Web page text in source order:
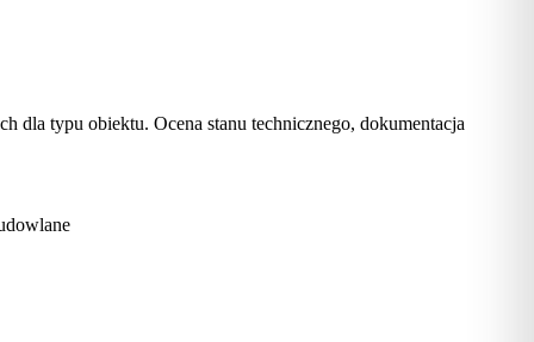
dla typu obiektu. Ocena stanu technicznego, dokumentacja